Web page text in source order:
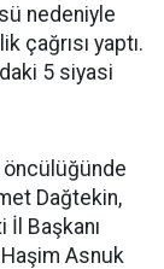
nedeniyle
çağrısı yaptı.
5 siyasi
öncülüğünde
Dağtekin,
İl Başkanı
Asnuk